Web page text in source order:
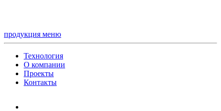
продукция меню
Технология
О компании
Проекты
Контакты